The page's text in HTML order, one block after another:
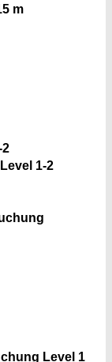
m
2
1-2
Level 1